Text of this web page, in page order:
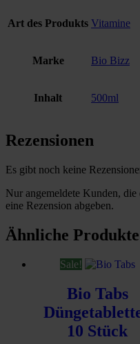
Art des Produkts Vitamine
Marke Bio Bizz
Inhalt 500ml
Rezensionen
Es gibt noch keine
Nur angemeldete Kunden,
eine Rezension abgeben.
Ähnliche Produkte
Sale!
Bio Tabs
10 Stück